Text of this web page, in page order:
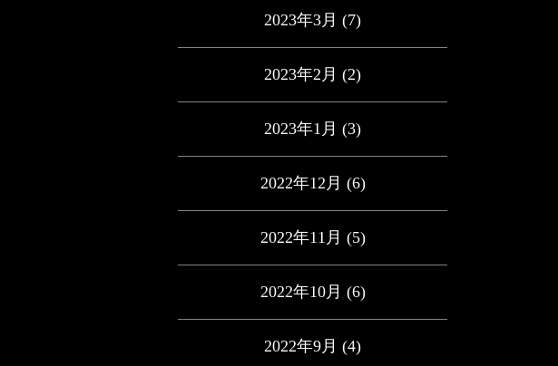
2023年3月 (7)
2023年2月 (2)
2023年1月 (3)
2022年12月 (6)
2022年11月 (5)
2022年10月 (6)
2022年9月 (4)